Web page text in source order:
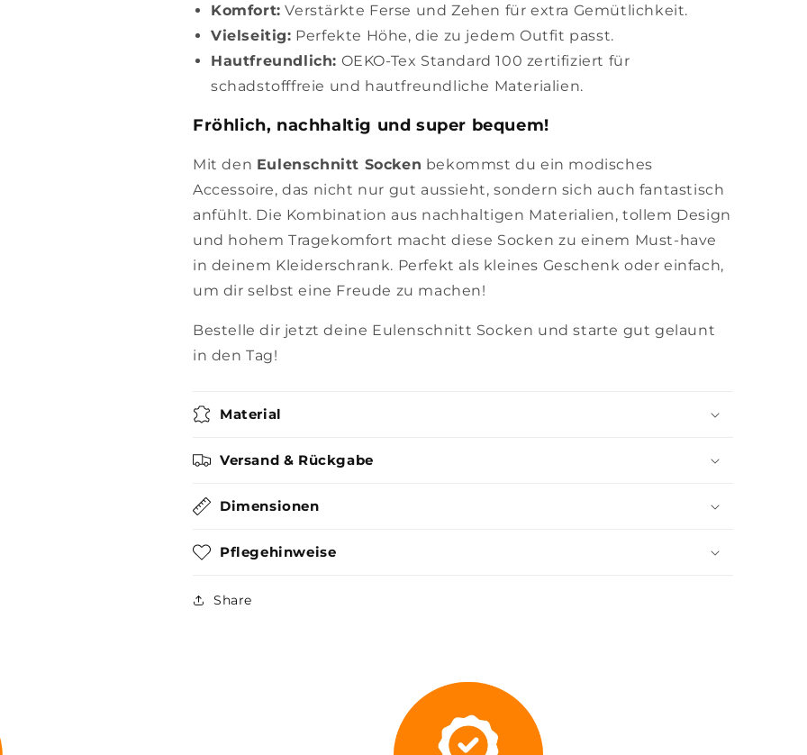
Komfort: Verstärkte Ferse und Zehen für extra Gemütlichkeit.
Vielseitig: Perfekte Höhe, die zu jedem Outfit passt.
Hautfreundlich: OEKO-Tex Standard 100 zertifiziert für
schadstofffreie und hautfreundliche Materialien.
Fröhlich, nachhaltig und super bequem!
Mit den Eulenschnitt Socken bekommst du ein modisches
Accessoire, das nicht nur gut aussieht, sondern sich auch fantastisch
anfühlt. Die Kombination aus nachhaltigen Materialien, tollem Design
und hohem Tragekomfort macht diese Socken zu einem Must-have
in deinem Kleiderschrank. Perfekt als kleines Geschenk oder einfach,
um dir selbst eine Freude zu machen!
Bestelle dir jetzt deine Eulenschnitt Socken und starte gut gelaunt
in den Tag!
Material
Versand & Rückgabe
Dimensionen
Pflegehinweise
Share